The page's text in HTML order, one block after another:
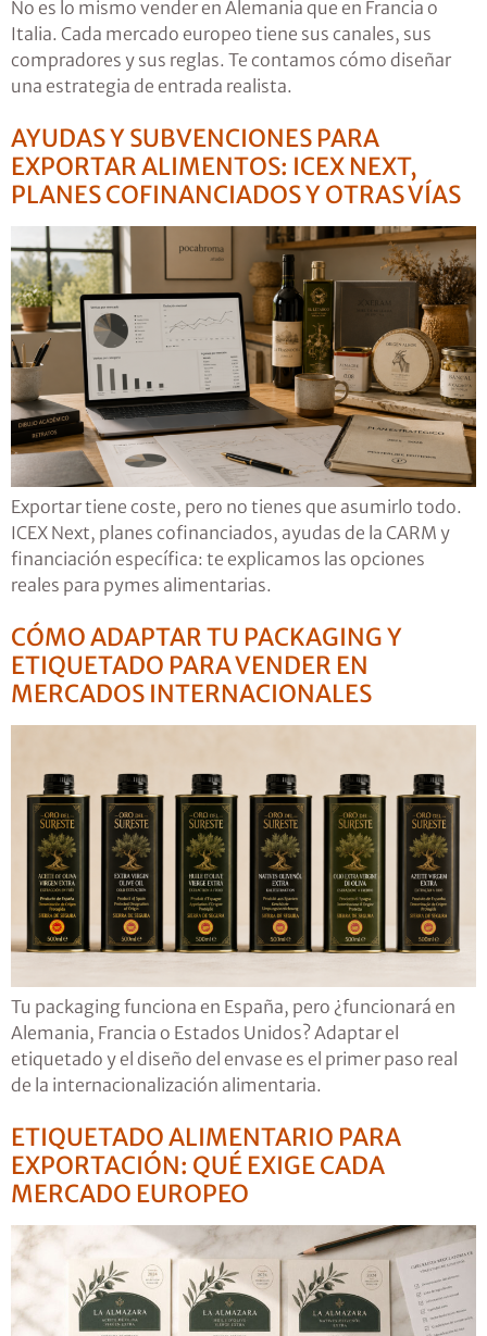
No es lo mismo vender en Alemania que en Francia o
Italia. Cada mercado europeo tiene sus canales, sus
compradores y sus reglas. Te contamos cómo diseñar
una estrategia de entrada realista.
AYUDAS Y SUBVENCIONES PARA
EXPORTAR ALIMENTOS: ICEX NEXT,
PLANES COFINANCIADOS Y OTRAS VÍAS
Exportar tiene coste, pero no tienes que asumirlo todo.
ICEX Next, planes cofinanciados, ayudas de la CARM y
financiación específica: te explicamos las opciones
reales para pymes alimentarias.
CÓMO ADAPTAR TU PACKAGING Y
ETIQUETADO PARA VENDER EN
MERCADOS INTERNACIONALES
Tu packaging funciona en España, pero ¿funcionará en
Alemania, Francia o Estados Unidos? Adaptar el
etiquetado y el diseño del envase es el primer paso real
de la internacionalización alimentaria.
ETIQUETADO ALIMENTARIO PARA
EXPORTACIÓN: QUÉ EXIGE CADA
MERCADO EUROPEO